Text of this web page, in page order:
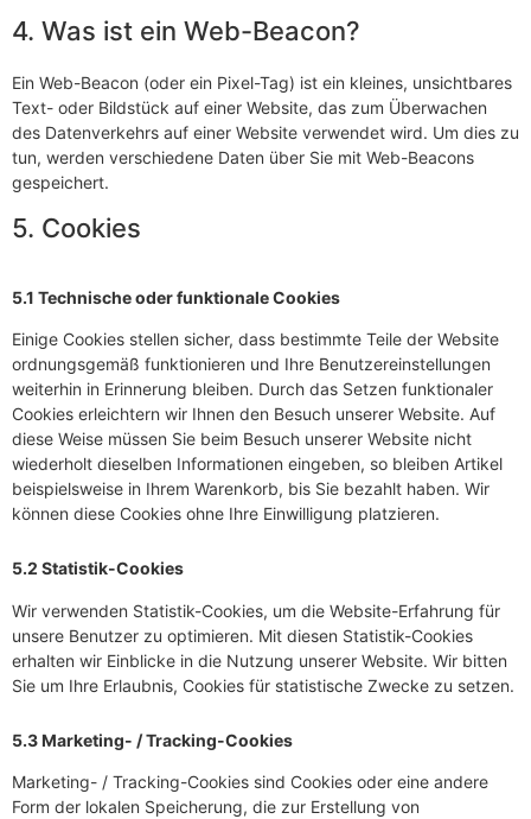
4. Was ist ein Web-Beacon?
Ein Web-Beacon (oder ein Pixel-Tag) ist ein kleines, unsichtbares
Text- oder Bildstück auf einer Website, das zum Überwachen
des Datenverkehrs auf einer Website verwendet wird. Um dies zu
tun, werden verschiedene Daten über Sie mit Web-Beacons
gespeichert.
5. Cookies
5.1 Technische oder funktionale Cookies
Einige Cookies stellen sicher, dass bestimmte Teile der Website
ordnungsgemäß funktionieren und Ihre Benutzereinstellungen
weiterhin in Erinnerung bleiben. Durch das Setzen funktionaler
Cookies erleichtern wir Ihnen den Besuch unserer Website. Auf
diese Weise müssen Sie beim Besuch unserer Website nicht
wiederholt dieselben Informationen eingeben, so bleiben Artikel
beispielsweise in Ihrem Warenkorb, bis Sie bezahlt haben. Wir
können diese Cookies ohne Ihre Einwilligung platzieren.
5.2 Statistik-Cookies
Wir verwenden Statistik-Cookies, um die Website-Erfahrung für
unsere Benutzer zu optimieren. Mit diesen Statistik-Cookies
erhalten wir Einblicke in die Nutzung unserer Website. Wir bitten
Sie um Ihre Erlaubnis, Cookies für statistische Zwecke zu setzen.
5.3 Marketing- / Tracking-Cookies
Marketing- / Tracking-Cookies sind Cookies oder eine andere
Form der lokalen Speicherung, die zur Erstellung von